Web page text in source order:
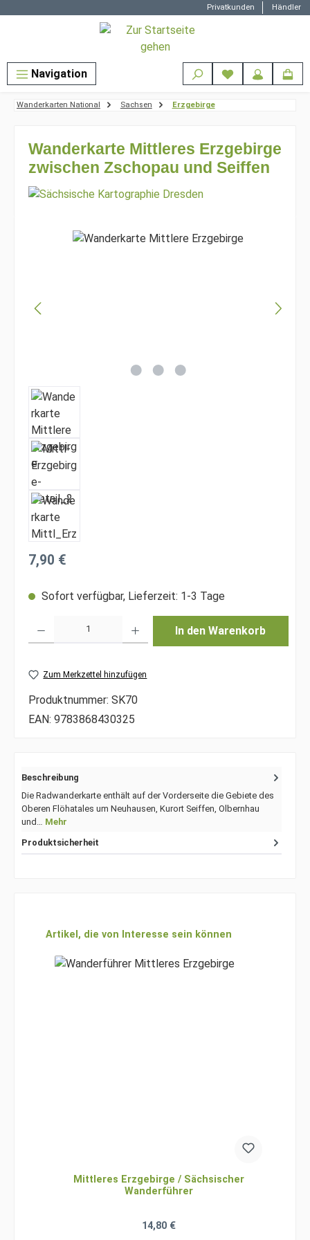
Zum Hauptinhalt springen Privatkunden Händler
Navigation
Wanderkarten National Sachsen Erzgebirge
Wanderkarte Mittleres Erzgebirge
zwischen Zschopau und Seiffen
Bildergalerie überspringen
Regulärer Preis:
7,90 €
Sofort verfügbar, Lieferzeit: 1-3 Tage
In den Warenkorb
Zum Merkzettel hinzufügen
Produktnummer: SK70
EAN: 9783868430325
Beschreibung
Die Radwanderkarte enthält auf der Vorderseite die Gebiete des
Oberen Flöhatales um Neuhausen, Kurort Seiffen, Olbernhau
und… Mehr
Produktsicherheit
Produktgalerie überspringen
Artikel, die von Interesse sein können
Mittleres Erzgebirge / Sächsischer
Wanderführer
Regulärer Preis:
14,80 €